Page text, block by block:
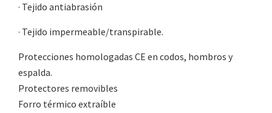
· Tejido antiabrasión
· Tejido impermeable/transpirable.
Protecciones homologadas CE en codos, hombros y
espalda.
Protectores removibles
Forro térmico extraíble